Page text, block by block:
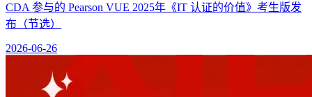
CDA 参与的 Pearson VUE 2025年《IT 认证的价值》考生版发
布（节选）
2026-06-26